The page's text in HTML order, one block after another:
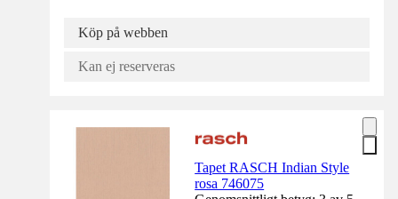
Köp på webben
Kan ej reserveras
Tapet RASCH Indian Style
rosa 746075